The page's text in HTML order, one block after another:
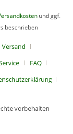
und ggf.
beschrieben
FAQ
vorbehalten